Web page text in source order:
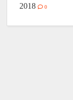
2018
0